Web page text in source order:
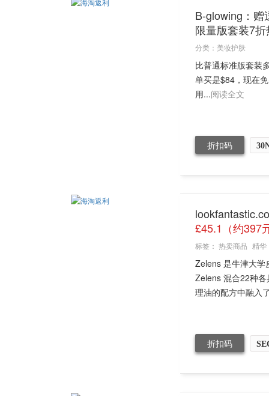
B-glowing：赠
限量版套装7
分类： 美妆护肤
比普通标准版套装
单买是$84，现在
用...阅读全文
折扣码
£45.1（约397
标签： 热卖商品 精华
Zelens 是牛津大学
Zelens 混合22种
理油的配方中融入
折扣码